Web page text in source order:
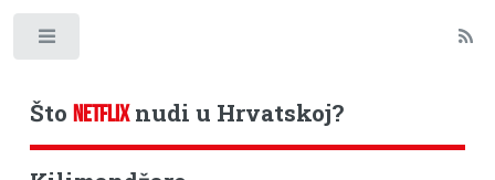
Što NETFLIXnudi u Hrvatskoj?